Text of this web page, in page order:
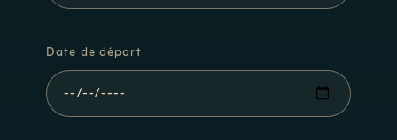
Date de départ